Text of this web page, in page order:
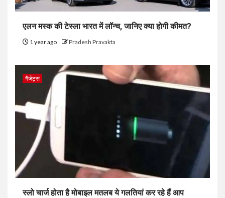
एलन मस्क की टेस्ला भारत में लॉन्च, जानिए क्या होगी कीमत?
1 year ago Pradesh Pravakta
गैजेट्स
स्लो चार्ज होता है मोबाइल मतलब ये गलतियां कर रहे हैं आप